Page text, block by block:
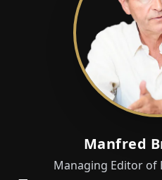
Manfred
Managing Editor of